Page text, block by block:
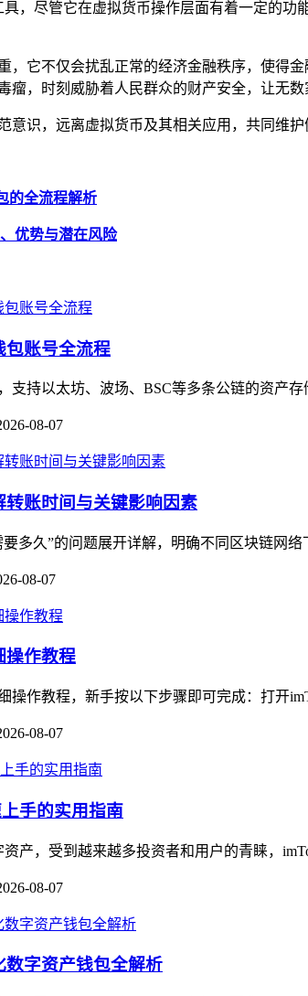
，尽管它在虚拟货币操作层面有着一定的
，它不仅会扰乱正常的经济金融秩序，使得
，时刻威胁着人民群众的财产安全，让无数
识，远离虚拟货币及其相关应用，共同维护
的全流程解析
优势与潜在风险
包账号全流程
支持以太坊、波场、BSC等多条公链的资产
08-07
账时间与关键影响因素
多久”的问题展开详解，明确不同区块链网
08-07
操作教程
操作教程，新手按以下步骤即可完成：打开
08-07
手的实用指南
产，受到越来越多投资者和用户的青睐，
08-07
字资产钱包全解析